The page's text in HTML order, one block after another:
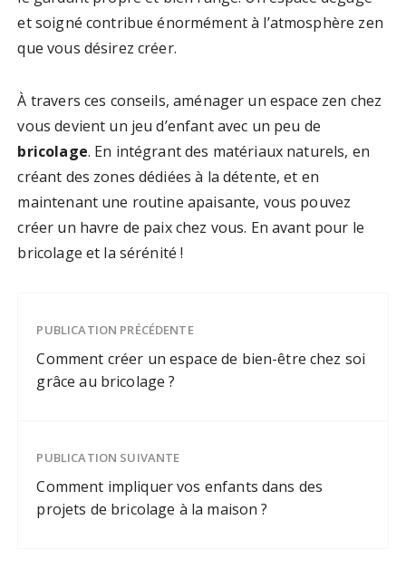
et soigné contribue énormément à l’atmosphère zen
que vous désirez créer.
À travers ces conseils, aménager un espace zen chez
vous devient un jeu d’enfant avec un peu de
bricolage. En intégrant des matériaux naturels, en
créant des zones dédiées à la détente, et en
maintenant une routine apaisante, vous pouvez
créer un havre de paix chez vous. En avant pour le
bricolage et la sérénité !
PUBLICATION PRÉCÉDENTE
Comment créer un espace de bien-être chez soi
grâce au bricolage ?
PUBLICATION SUIVANTE
Comment impliquer vos enfants dans des
projets de bricolage à la maison ?